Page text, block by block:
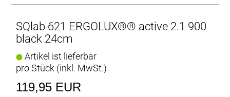
SQlab 621 ERGOLUX®® active 2.1 900
black 24cm
Artikel ist lieferbar
pro Stück (inkl. MwSt.)
119,95 EUR